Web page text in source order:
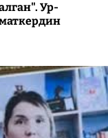
Ур-